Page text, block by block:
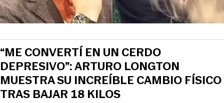
“ME CONVERTÍ EN UN CERDO
DEPRESIVO”: ARTURO LONGTON
MUESTRA SU INCREÍBLE CAMBIO FÍSICO
TRAS BAJAR 18 KILOS